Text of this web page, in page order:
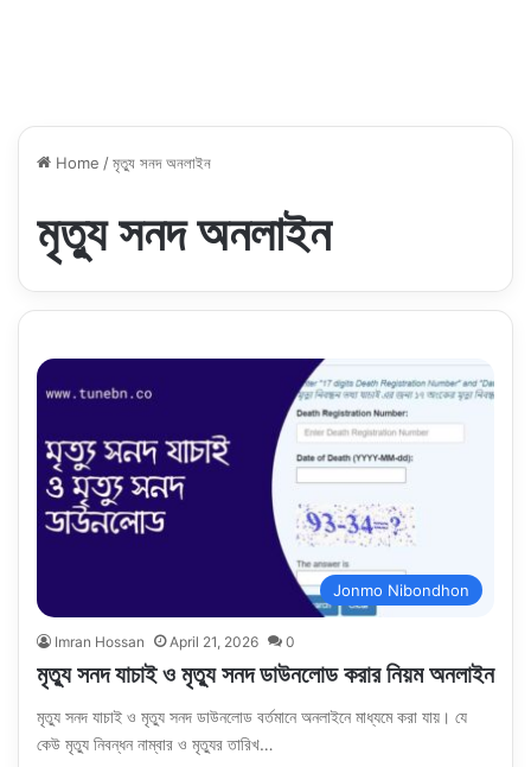
Home /মৃত্যু সনদ অনলাইন
মৃত্যু সনদ অনলাইন
Jonmo Nibondhon
Imran Hossan April 21, 2026 0
মৃত্যু সনদ যাচাই ও মৃত্যু সনদ ডাউনলোড করার নিয়ম অনলাইন
মৃত্যু সনদ যাচাই ও মৃত্যু সনদ ডাউনলোড বর্তমানে অনলাইনে মাধ্যমে করা যায়। যে
কেউ মৃত্যু নিবন্ধন নাম্বার ও মৃত্যুর তারিখ…